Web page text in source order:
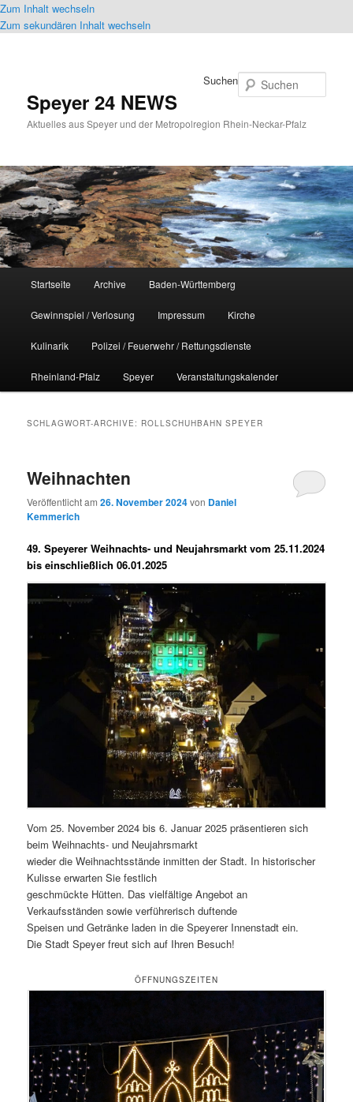
Zum Inhalt wechseln
Zum sekundären Inhalt wechseln
Speyer 24 NEWS
Aktuelles aus Speyer und der Metropolregion Rhein-Neckar-Pfalz
Suchen
Startseite Archive Baden-Württemberg
Gewinnspiel / Verlosung Impressum Kirche
Kulinarik Polizei / Feuerwehr / Rettungsdienste
Rheinland-Pfalz Speyer Veranstaltungskalender
SCHLAGWORT-ARCHIVE: ROLLSCHUHBAHN SPEYER
Weihnachten
Veröffentlicht am26. November 2024von Daniel
Kemmerich
49. Speyerer Weihnachts- und Neujahrsmarkt vom 25.11.2024
bis einschließlich 06.01.2025
Vom 25. November 2024 bis 6. Januar 2025 präsentieren sich
beim Weihnachts- und Neujahrsmarkt
wieder die Weihnachtsstände inmitten der Stadt. In historischer
Kulisse erwarten Sie festlich
geschmückte Hütten. Das vielfältige Angebot an
Verkaufsständen sowie verführerisch duftende
Speisen und Getränke laden in die Speyerer Innenstadt ein.
Die Stadt Speyer freut sich auf Ihren Besuch!
ÖFFNUNGSZEITEN